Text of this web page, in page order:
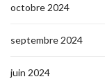
octobre 2024
septembre 2024
juin 2024